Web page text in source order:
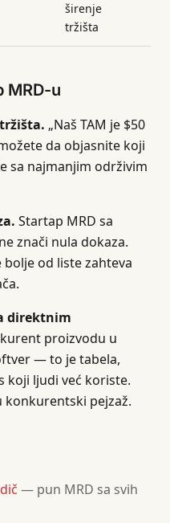
širenje
tržišta
MRD-u
„Naš TAM je $50
da objasnite koji
sa najmanjim održivim
Startap MRD sa
znači nula dokaza.
od liste zahteva
direktnim
proizvodu u
— to je tabela,
koji ljudi već koriste.
konkurentski pejzaž.
— pun MRD sa svih